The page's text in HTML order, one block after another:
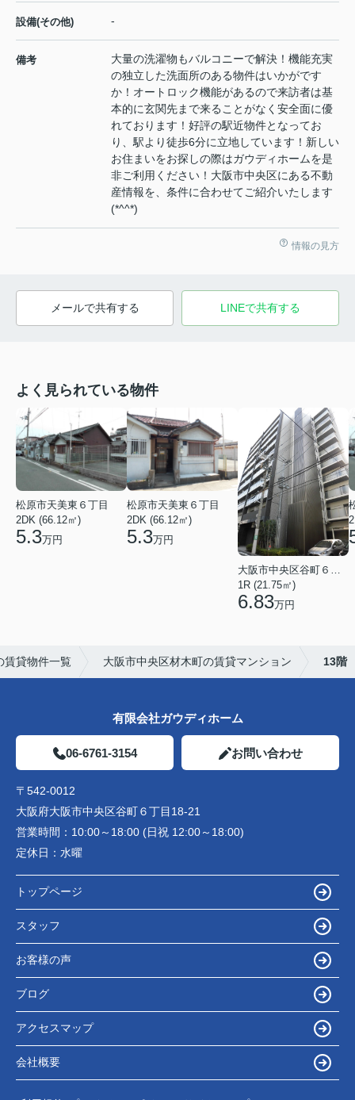
設備(その他) -
備考
大量の洗濯物もバルコニーで解決！機能充実
の独立した洗面所のある物件はいかがです
か！オートロック機能があるので来訪者は基
本的に玄関先まで来ることがなく安全面に優
れております！好評の駅近物件となってお
り、駅より徒歩6分に立地しています！新しい
お住まいをお探しの際はガウディホームを是
非ご利用ください！大阪市中央区にある不動
産情報を、条件に合わせてご紹介いたします
(*^^*)
情報の見方
メールで共有する LINEで共有する
よく見られている物件
松原市天美東６丁目
2DK (66.12㎡)
5.3万円
松原市天美東６丁目
2DK (66.12㎡)
5.3万円
1R (21.75㎡)
6.83万円
賃貸物件一覧 大阪市中央区材木町の賃貸マンション 13階
有限会社ガウディホーム
06-6761-3154 お問い合わせ
〒542-0012
大阪府大阪市中央区谷町６丁目18-21
営業時間： 10:00～18:00 (日祝 12:00～18:00)
定休日： 水曜
トップページ
スタッフ
お客様の声
ブログ
アクセスマップ
会社概要